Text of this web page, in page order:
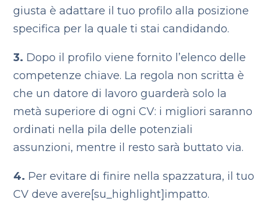
giusta è adattare il tuo profilo alla posizione
specifica per la quale ti stai candidando.
3. Dopo il profilo viene fornito l’elenco delle
competenze chiave. La regola non scritta è
che un datore di lavoro guarderà solo la
metà superiore di ogni CV: i migliori saranno
ordinati nella pila delle potenziali
assunzioni, mentre il resto sarà buttato via.
4. Per evitare di finire nella spazzatura, il tuo
CV deve avere[su_highlight]impatto.